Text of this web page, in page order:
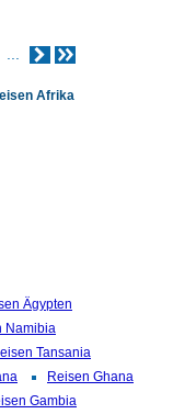
Afrika
Ägypten
Namibia
Tansania
Reisen Ghana
Gambia